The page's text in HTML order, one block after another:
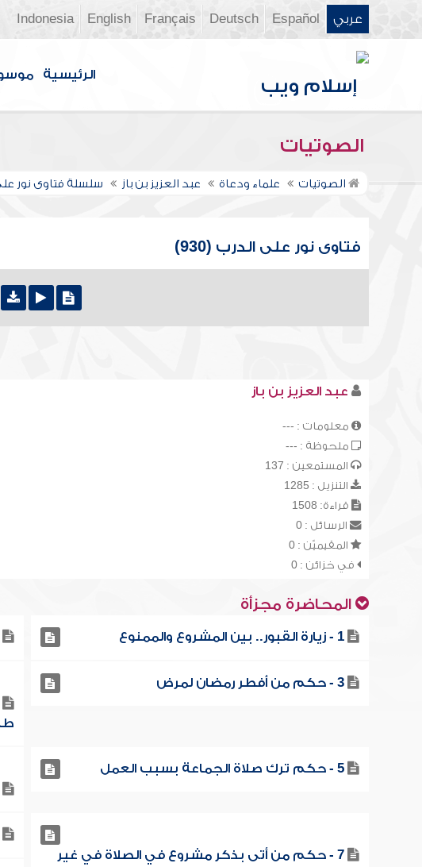
عربي Español
Deutsch
Français
English
Indonesia
الرئيسية
الصوتيات
الصوتيات علماء ودعاة عبد العزيز بن باز سلسلة فتاوى نور
فتاوى نور على الدرب (930)
عبد العزيز بن باز
معلومات : ---
ملحوظة : ---
المستمعين : 137
التنزيل : 1285
قراءة: 1508
الرسائل : 0
المقيميّن : 0
في خزائن : 0
المحاضرة مجزأة
1 - زيارة القبور.. بين المشروع والممنوع
3 - حكم من أفطر رمضان لمرض
5 - حكم ترك صلاة الجماعة بسبب العمل
7 - حكم من أتى بذكر مشروع في الصلاة في غير